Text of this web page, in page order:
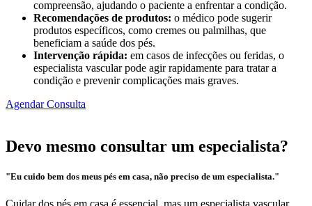
compreensão, ajudando o paciente a enfrentar a condição.
Recomendações de produtos: o médico pode sugerir
produtos específicos, como cremes ou palmilhas, que
beneficiam a saúde dos pés.
Intervenção rápida: em casos de infecções ou feridas, o
especialista vascular pode agir rapidamente para tratar a
condição e prevenir complicações mais graves.
Agendar Consulta
Devo mesmo consultar um especialista?
"Eu cuido bem dos meus pés em casa, não preciso de um especialista."
Cuidar dos pés em casa é essencial, mas um especialista vascular